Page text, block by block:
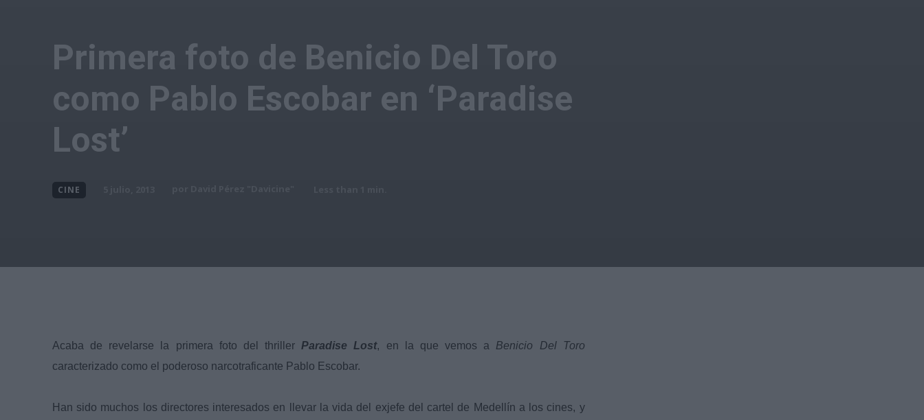
Primera foto de Benicio Del Toro
como Pablo Escobar en ‘Paradise
Lost’
CINE
Acaba de revelarse la primera foto del thrillerParadise Lost, en la que vemos a Benicio Del Toro
caracterizado como el poderoso narcotraficante Pablo Escobar.
Han sido muchos los directores interesados en llevar la vida del exjefe del cartel de Medellín a los cines, y